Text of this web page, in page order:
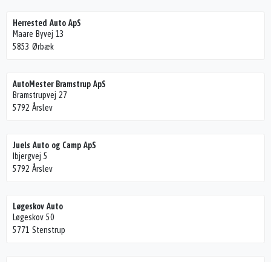
Herrested Auto ApS
Maare Byvej 13
5853 Ørbæk
AutoMester Bramstrup ApS
Bramstrupvej 27
5792 Årslev
Juels Auto og Camp ApS
Ibjergvej 5
5792 Årslev
Løgeskov Auto
Løgeskov 50
5771 Stenstrup